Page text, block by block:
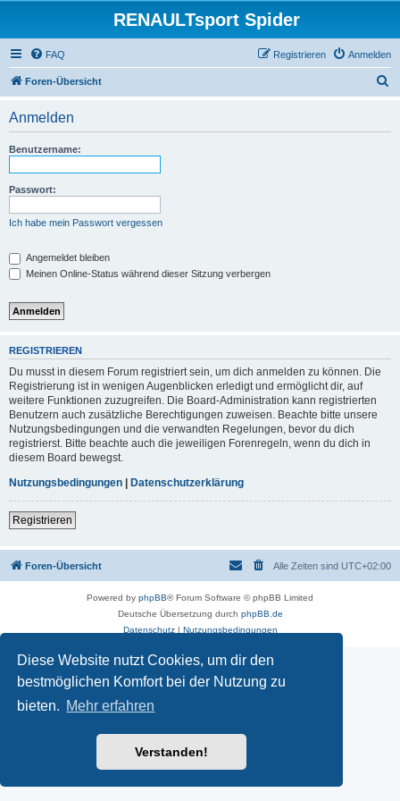
Diese Website nutzt Cookies, um dir den
bestmöglichen Komfort bei der Nutzung zu
bieten. Mehr erfahren
Verstanden!
RENAULTsport Spider
FAQ Anmelden
Registrieren
Foren-Übersicht
Anmelden
Benutzername:
Passwort:
Ich habe mein Passwort vergessen
Angemeldet bleiben
Meinen Online-Status während dieser Sitzung verbergen
REGISTRIEREN
Du musst in diesem Forum registriert sein, um dich anmelden zu können. Die
Registrierung ist in wenigen Augenblicken erledigt und ermöglicht dir, auf
weitere Funktionen zuzugreifen. Die Board-Administration kann registrierten
Benutzern auch zusätzliche Berechtigungen zuweisen. Beachte bitte unsere
Nutzungsbedingungen und die verwandten Regelungen, bevor du dich
registrierst. Bitte beachte auch die jeweiligen Forenregeln, wenn du dich in
diesem Board bewegst.
Nutzungsbedingungen | Datenschutzerklärung
Registrieren
Foren-Übersicht Alle Zeiten sind UTC+02:00
Powered by phpBB® Forum Software © phpBB Limited
Deutsche Übersetzung durch phpBB.de
Datenschutz| Nutzungsbedingungen